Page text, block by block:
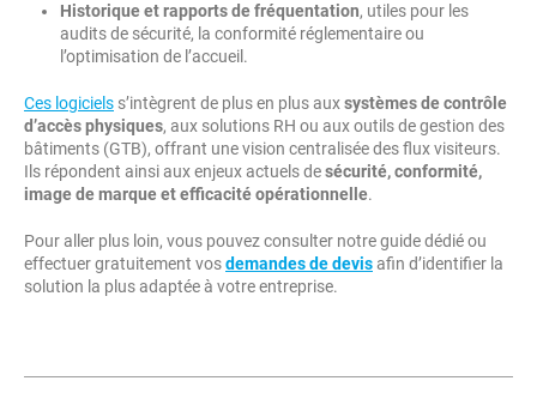
Historique et rapports de fréquentation, utiles pour les
audits de sécurité, la conformité réglementaire ou
l’optimisation de l’accueil.
Ces logiciels s’intègrent de plus en plus auxsystèmes de contrôle
d’accès physiques, aux solutions RH ou aux outils de gestion des
bâtiments (GTB), offrant une vision centralisée des flux visiteurs.
Ils répondent ainsi aux enjeux actuels desécurité, conformité,
image de marque et efficacité opérationnelle.
Pour aller plus loin, vous pouvez consulter notre guide dédié ou
effectuer gratuitement vosdemandes de devisafin d’identifier la
solution la plus adaptée à votre entreprise.